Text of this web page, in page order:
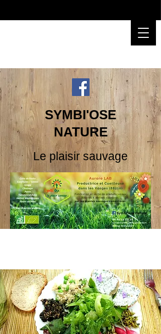
SYMBI'OSE
NATURE
Le plaisir sauvage